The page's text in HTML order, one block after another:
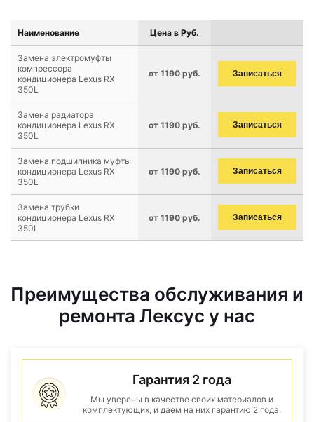
Наименование Цена в Руб.
Замена электромуфты
компрессора
кондиционера Lexus RX
350L
от 1190 руб. Записаться
Замена радиатора
кондиционера Lexus RX
350L
от 1190 руб. Записаться
Замена подшипника муфты
кондиционера Lexus RX
350L
от 1190 руб. Записаться
Замена трубки
кондиционера Lexus RX
350L
от 1190 руб. Записаться
Преимущества обслуживания и
ремонта Лексус у нас
Гарантия 2 года
Мы уверены в качестве своих материалов и
комплектующих, и даем на них гарантию 2 года.